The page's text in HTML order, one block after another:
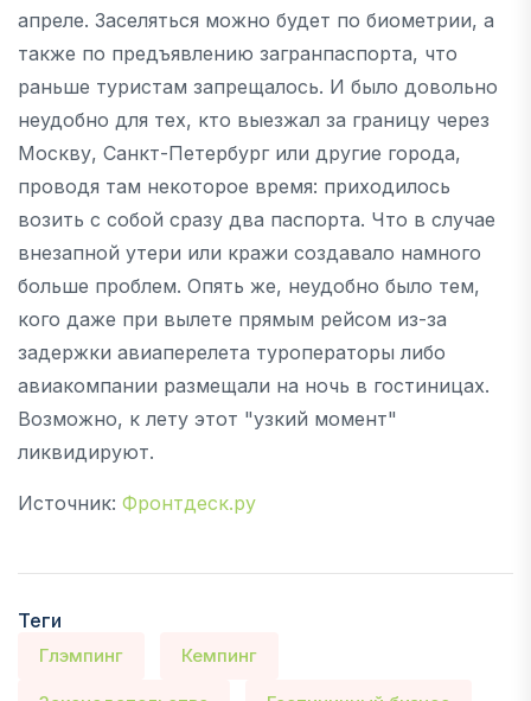
апреле. Заселяться можно будет по биометрии, а
также по предъявлению загранпаспорта, что
раньше туристам запрещалось. И было довольно
неудобно для тех, кто выезжал за границу через
Москву, Санкт-Петербург или другие города,
проводя там некоторое время: приходилось
возить с собой сразу два паспорта. Что в случае
внезапной утери или кражи создавало намного
больше проблем. Опять же, неудобно было тем,
кого даже при вылете прямым рейсом из-за
задержки авиаперелета туроператоры либо
авиакомпании размещали на ночь в гостиницах.
Возможно, к лету этот "узкий момент"
ликвидируют.
Источник: Фронтдеск.ру
Теги
Глэмпинг Кемпинг